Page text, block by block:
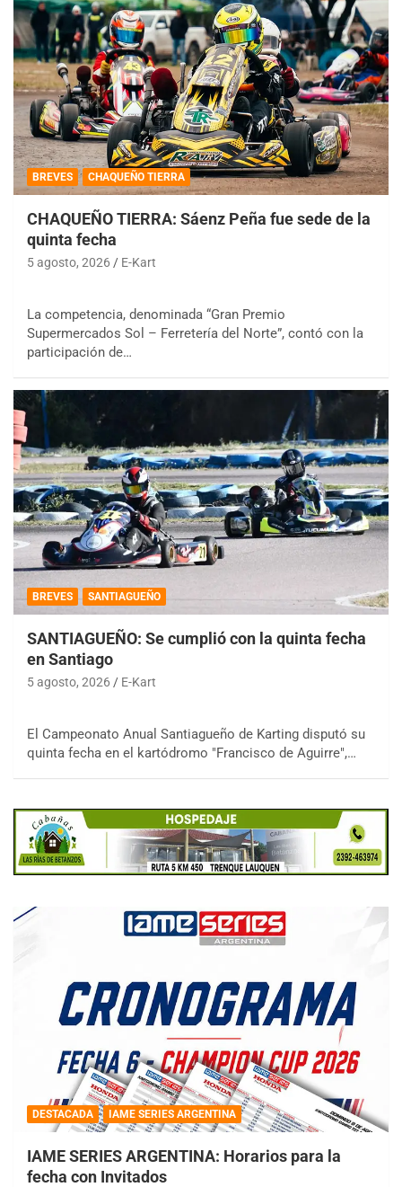
BREVES CHAQUEÑO TIERRA
CHAQUEÑO TIERRA: Sáenz Peña fue sede de la
quinta fecha
5 agosto, 2026 E-Kart
La competencia, denominada “Gran Premio
Supermercados Sol – Ferretería del Norte”, contó con la
participación de…
BREVES SANTIAGUEÑO
SANTIAGUEÑO: Se cumplió con la quinta fecha
en Santiago
5 agosto, 2026 E-Kart
El Campeonato Anual Santiagueño de Karting disputó su
quinta fecha en el kartódromo "Francisco de Aguirre",…
DESTACADA IAME SERIES ARGENTINA
IAME SERIES ARGENTINA: Horarios para la
fecha con Invitados